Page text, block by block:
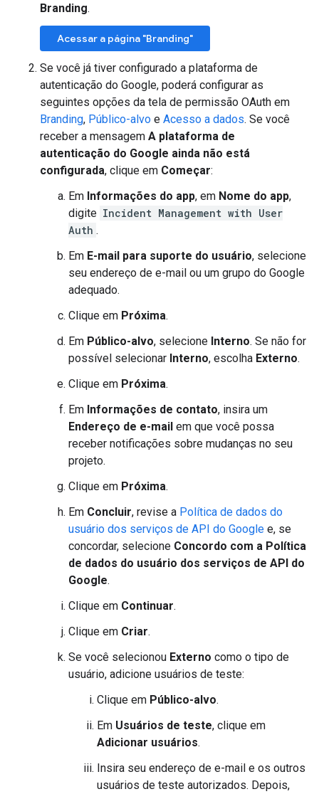
Branding.
Acessar a página "Branding"
Se você já tiver configurado a plataforma de
autenticação do Google, poderá configurar as
seguintes opções da tela de permissão OAuth em
Branding, Público-alvo e Acesso a dados. Se você
receber a mensagem A plataforma de
autenticação do Google ainda não está
configurada, clique em Começar:
Em Informações do app, em Nome do app,
digite Incident Management with User
Auth .
Em E-mail para suporte do usuário, selecione
seu endereço de e-mail ou um grupo do Google
adequado.
Clique em Próxima.
Em Público-alvo, selecione Interno. Se não for
possível selecionar Interno, escolha Externo.
Clique em Próxima.
Em Informações de contato, insira um
Endereço de e-mail em que você possa
receber notificações sobre mudanças no seu
projeto.
Clique em Próxima.
Em Concluir, revise a Política de dados do
usuário dos serviços de API do Google e, se
concordar, selecione Concordo com a Política
de dados do usuário dos serviços de API do
Google.
Clique em Continuar.
Clique em Criar.
Se você selecionou Externo como o tipo de
usuário, adicione usuários de teste:
Clique em Público-alvo.
Em Usuários de teste, clique em
Adicionar usuários.
Insira seu endereço de e-mail e os outros
usuários de teste autorizados. Depois,